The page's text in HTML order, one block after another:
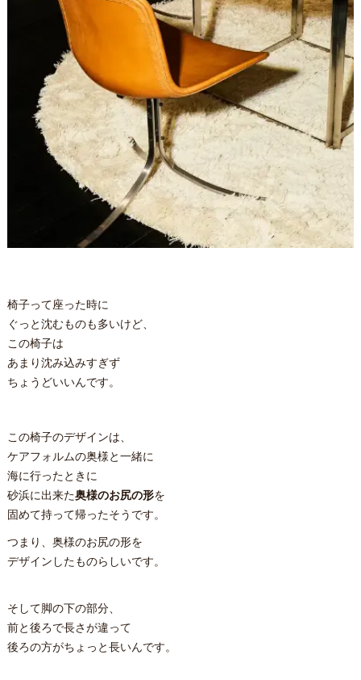
椅子って座った時に
ぐっと沈むものも多いけど、
この椅子は
あまり沈み込みすぎず
ちょうどいいんです。
この椅子のデザインは、
ケアフォルムの奥様と一緒に
海に行ったときに
砂浜に出来た奥様のお尻の形を
固めて持って帰ったそうです。
つまり、奥様のお尻の形を
デザインしたものらしいです。
そして脚の下の部分、
前と後ろで長さが違って
後ろの方がちょっと長いんです。